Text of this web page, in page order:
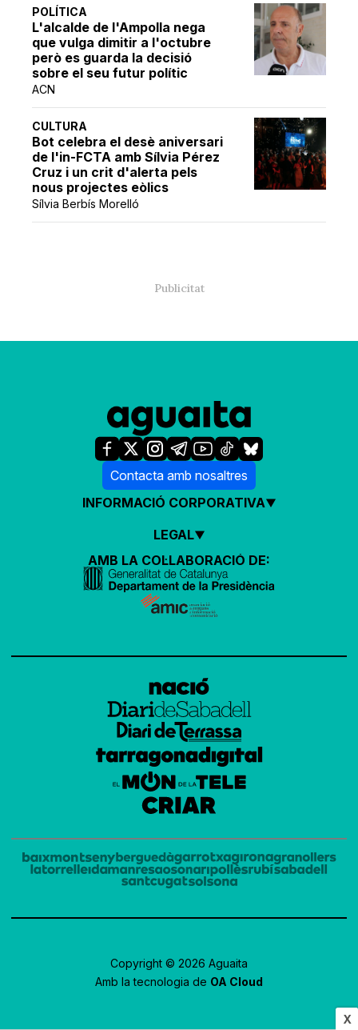
X
POLÍTICA
L'alcalde de l'Ampolla nega
que vulga dimitir a l'octubre
però es guarda la decisió
sobre el seu futur polític
ACN
CULTURA
Bot celebra el desè aniversari
de l'in-FCTA amb Sílvia Pérez
Cruz i un crit d'alerta pels
nous projectes eòlics
Sílvia Berbís Morelló
Contacta amb nosaltres
INFORMACIÓ CORPORATIVA
LEGAL
AMB LA COL·LABORACIÓ DE:
Copyright © 2026 Aguaita
Amb la tecnologia de OA Cloud